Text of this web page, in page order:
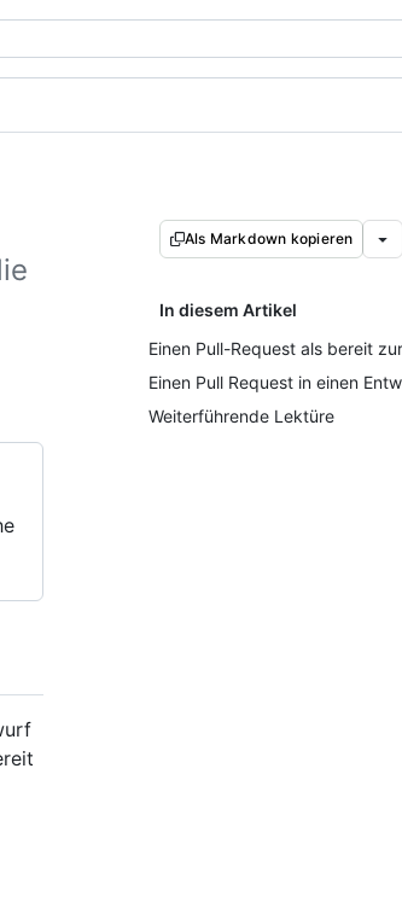
Als Markdown kopieren
In diesem Artikel
Einen Pull-Request als bereit
Einen Pull Request in einen
Weiterführende Lektüre